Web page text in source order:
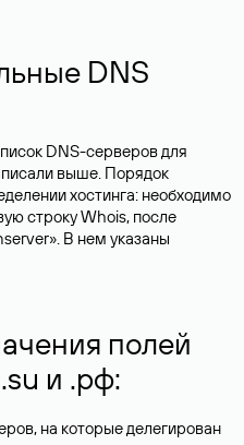
DNS
DNS-серверов для
выше. Порядок
хостинга: необходимо
строку Whois, после
В нем указаны
полей
и .рф:
на которые делегирован